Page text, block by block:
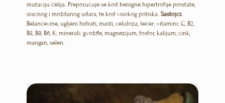
mutaciju ćelija. Preporučuje se kod benigne hipertrofije prostate,
sračnog i moždanog udara, te kod visokog pritiska. Sastojci:
Belančevine, ugljeni hidrati, masti, celuloza, šećer; vitamini: C, B2,
B5, B9, B6, K; minerali: gvožđe, magnezijum, fosfor, kalijum, cink,
mangan, selen.